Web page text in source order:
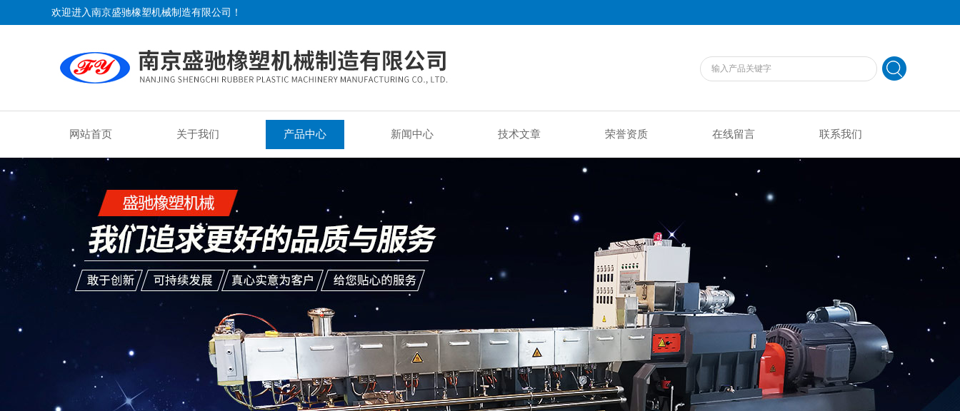
欢迎进入南京盛驰橡塑机械制造有限公司！
网站首页 关于我们 产品中心 新闻中心 技术文章 荣誉资质 在线留言 联系我们